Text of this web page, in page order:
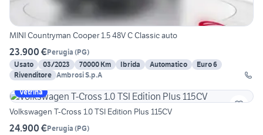
MINI Countryman Cooper 1.5 48V C Classic auto
23.900 €Perugia (PG)
Usato
03/2023 70000 Km Ibrida Automatico
Euro 6
Rivenditore Ambrosi S.p.A
Vetrina
Volkswagen T-Cross 1.0 TSI Edition Plus 115CV
24.900 €Perugia (PG)